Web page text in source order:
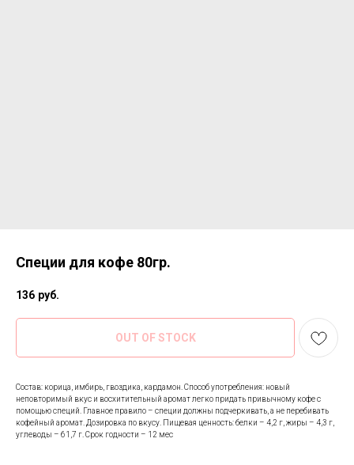
Специи для кофе 80гр.
136 руб.
OUT OF STOCK
Состав: корица, имбирь, гвоздика, кардамон. Способ употребления: новый
неповторимый вкус и восхитительный аромат легко придать привычному кофе с
помощью специй. Главное правило – специи должны подчеркивать, а не перебивать
кофейный аромат. Дозировка по вкусу. Пищевая ценность: белки – 4,2 г, жиры – 4,3 г,
углеводы – 61,7 г. Срок годности – 12 мес